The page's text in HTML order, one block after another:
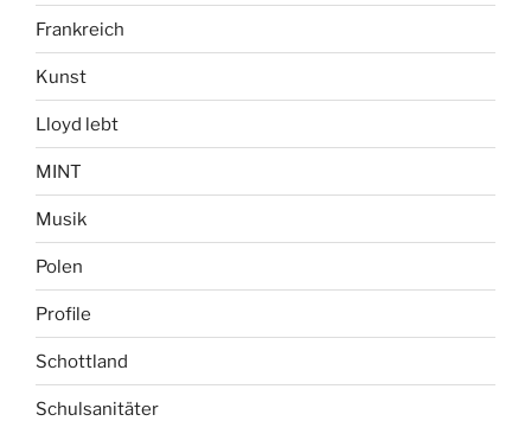
Frankreich
Kunst
Lloyd lebt
MINT
Musik
Polen
Profile
Schottland
Schulsanitäter